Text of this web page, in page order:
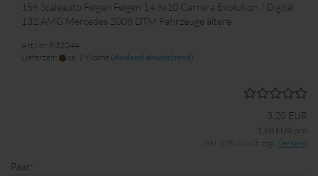
156 Scaleauto Felgen Felgen 14,8x10 Carrera Evolution / Digital
132 AMG Mercedes 2008 DTM Fahrzeuge ältere
Art.Nr.: R32044
Lieferzeit:
ca. 1 Woche (Ausland abweichend)
3,20 EUR
1,60 EUR pro
inkl. 19% MwSt. zzgl. Versand
Paar: